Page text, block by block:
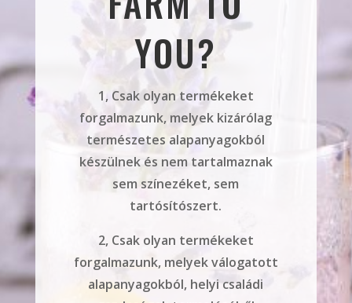
YOU?
1, Csak olyan termékeket
forgalmazunk, melyek kizárólag
természetes alapanyagokból
készülnek és nem tartalmaznak
sem színezéket, sem
tartósítószert.
2, Csak olyan termékeket
forgalmazunk, melyek válogatott
alapanyagokból, helyi családi